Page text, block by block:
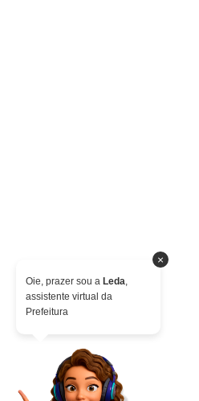
×
Oie, prazer sou a Leda,
assistente virtual da
Prefeitura